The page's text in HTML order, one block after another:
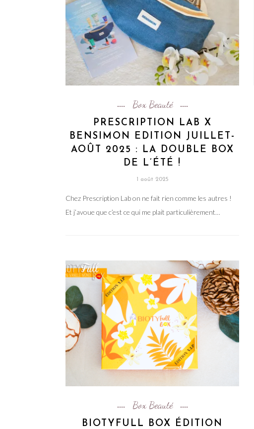
Box Beauté
PRESCRIPTION LAB X
BENSIMON EDITION JUILLET-
AOÛT 2025 : LA DOUBLE BOX
DE L’ÉTÉ !
1 août 2025
Chez Prescription Lab on ne fait rien comme les autres !
Et j’avoue que c’est ce qui me plait particulièrement…
Box Beauté
BIOTYFULL BOX ÉDITION